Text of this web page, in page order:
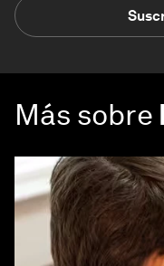
Más sobre